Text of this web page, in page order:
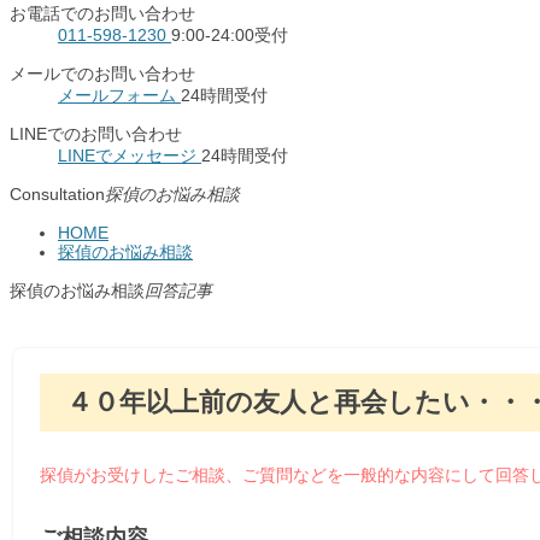
お電話でのお問い合わせ
011-598-1230 9:00-24:00受付
メールでのお問い合わせ
メールフォーム 24時間受付
LINEでのお問い合わせ
LINEでメッセージ 24時間受付
Consultation探偵のお悩み相談
HOME
探偵のお悩み相談
探偵のお悩み相談回答記事
４０年以上前の友人と再会したい・・・
探偵がお受けしたご相談、ご質問などを一般的な内容にして回答